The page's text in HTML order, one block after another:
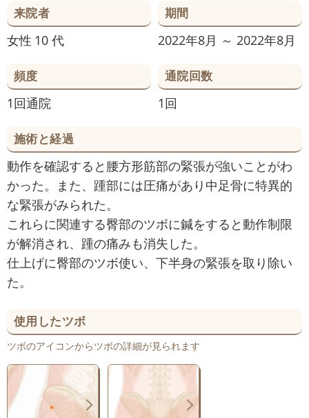
来院者
女性 10 代
期間
2022年8月 ～ 2022年8月
頻度
1回通院
通院回数
1回
施術と経過
動作を確認すると腰方形筋部の緊張が強いことがわ
かった。また、踵部には圧痛があり中足骨に特異的
な緊張がみられた。
これらに関連する臀部のツボに鍼をすると動作制限
が解消され、踵の痛みも消失した。
仕上げに臀部のツボ使い、下半身の緊張を取り除い
た。
使用したツボ
ツボのアイコンからツボの詳細が見られます